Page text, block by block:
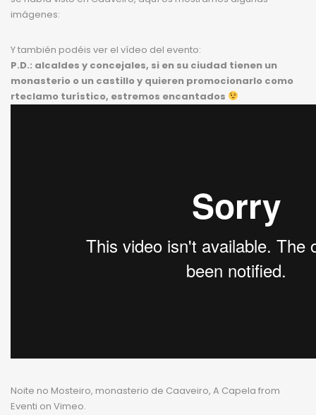
imágenes:
Y también podéis ver el vídeo del evento:
P.D.: alcaldes y concejales, si en su ciudad tienen un
monasterio o un castillo y quieren promocionarlo como
rteclamo turístico, estremos encantados
Noite no Mosteiro, monasterio de Caaveiro, A Capela from
Eventi on Vimeo.